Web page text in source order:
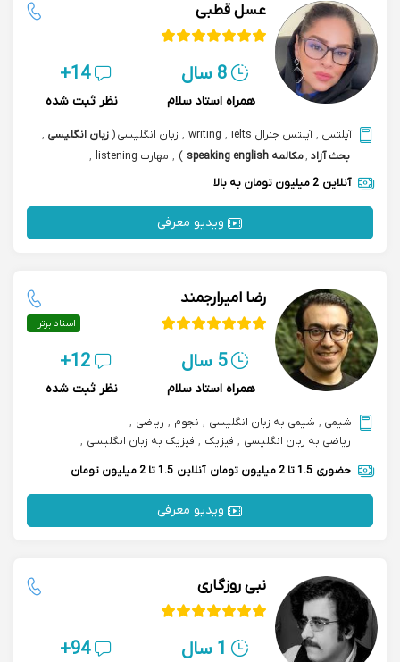
عسل قطبی
8 سال
همراه استاد سلام
14+
نظر ثبت شده
آیلتس , آیلتس جنرال ielts ,
writing
, زبان انگلیسی(زبان انگلیسی ,
بحث آزاد ,مکالمه speaking english )
, مهارت listening
,
مکالمه بازرگانی تجاری
آنلاین 2 میلیون تومان به بالا
ویدیو معرفی
رضا امیرارجمند
استاد برتر
5 سال
همراه استاد سلام
12+
نظر ثبت شده
شیمی , شیمی به زبان انگلیسی , نجوم , ریاضی ,
ریاضی به زبان انگلیسی , فیزیک , فیزیک به زبان انگلیسی ,
حضوری 1.5 تا 2 میلیون تومان آنلاین 1.5 تا 2 میلیون تومان
ویدیو معرفی
نبی روزگاری
1 سال 94+